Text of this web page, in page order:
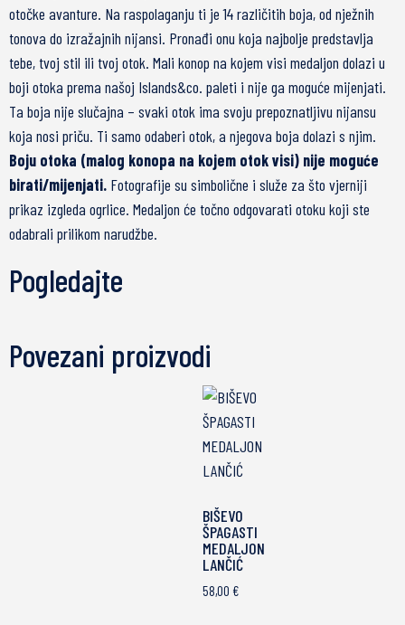
otočke avanture. Na raspolaganju ti je 14 različitih boja, od nježnih
tonova do izražajnih nijansi. Pronađi onu koja najbolje predstavlja
tebe, tvoj stil ili tvoj otok. Mali konop na kojem visi medaljon dolazi u
boji otoka prema našoj Islands&co. paleti i nije ga moguće mijenjati.
Ta boja nije slučajna – svaki otok ima svoju prepoznatljivu nijansu
koja nosi priču. Ti samo odaberi otok, a njegova boja dolazi s njim.
Boju otoka (malog konopa na kojem otok visi) nije moguće
birati/mijenjati. Fotografije su simbolične i služe za što vjerniji
prikaz izgleda ogrlice. Medaljon će točno odgovarati otoku koji ste
odabrali prilikom narudžbe.
Pogledajte
Povezani proizvodi
BIŠEVO
ŠPAGASTI
MEDALJON
LANČIĆ
58,00 €